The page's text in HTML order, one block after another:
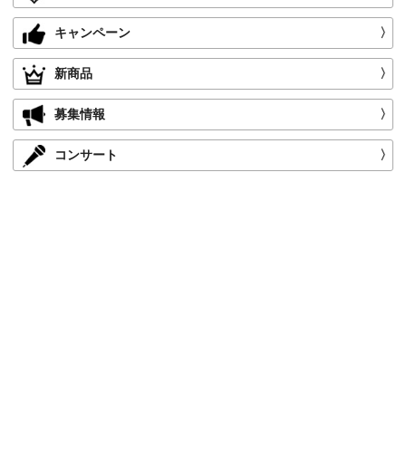
キャンペーン 〉
新商品 〉
募集情報 〉
コンサート 〉